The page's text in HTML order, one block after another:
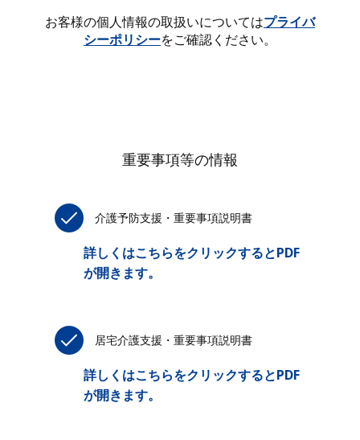
お客様の個人情報の取扱いについてはプライバ
シーポリシーをご確認ください。
重要事項等の情報
介護予防支援・重要事項説明書
詳しくはこちらをクリックするとPDF
が開きます。
居宅介護支援・重要事項説明書
詳しくはこちらをクリックするとPDF
が開きます。